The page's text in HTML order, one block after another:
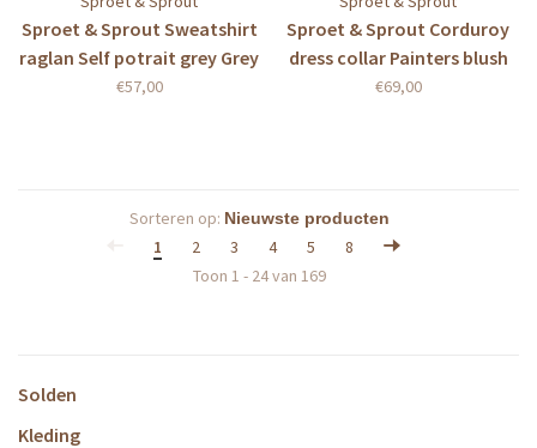
Sproet & Sprout Sweatshirt
raglan Self potrait grey Grey
melee
€57,00
Sproet & Sprout Corduroy
dress collar Painters blush
€69,00
Sorteren op:
1
2 3 4 5
8
Toon 1 - 24 van 169
Solden
Kleding